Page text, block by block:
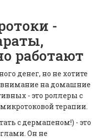
-
работают
денег, но не хотите
внимание на домашние
- это роллеры с
терапии.
с дермапеном!) - это
Он не